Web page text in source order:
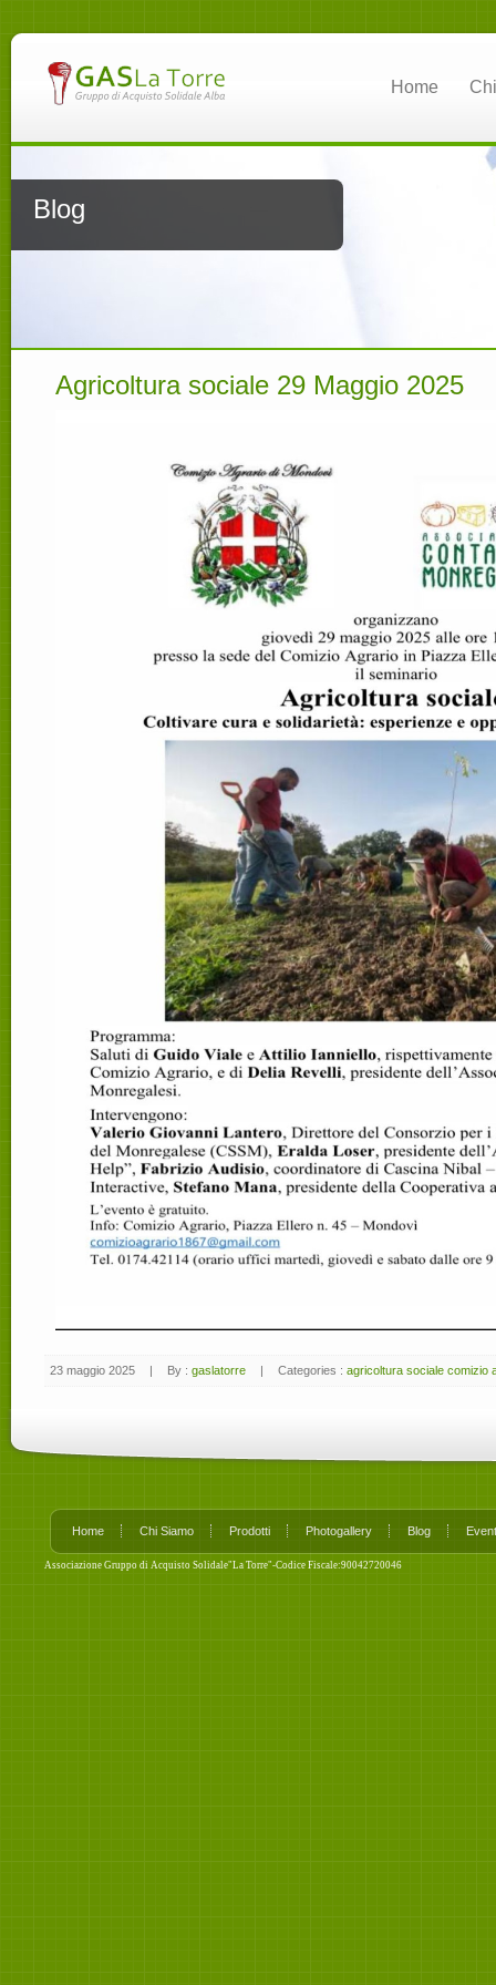
Home
Blog
Agricoltura sociale 29 Maggio 2025
23 maggio 2025 | By : gaslatorre | Categories : agricoltura sociale comizio
Home Chi Siamo Prodotti Photogallery Blog
Associazione Gruppo di Acquisto Solidale"La Torre"-Codice Fiscale:90042720046